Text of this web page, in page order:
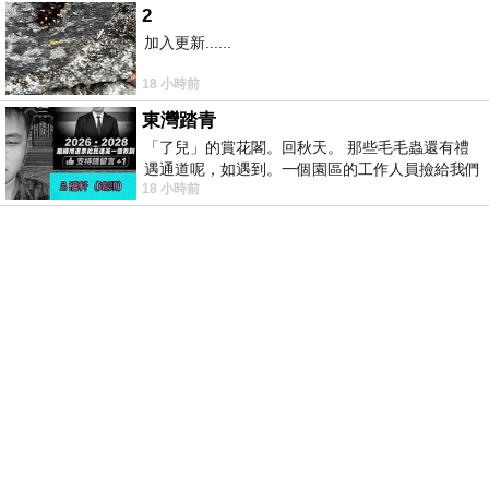
2
加入更新......
18 小時前
東灣踏青
「了兒」的賞花閣。回秋天。 那些毛毛蟲還有禮
遇通道呢，如遇到。一個園區的工作人員撿給我們
細賞。
18 小時前